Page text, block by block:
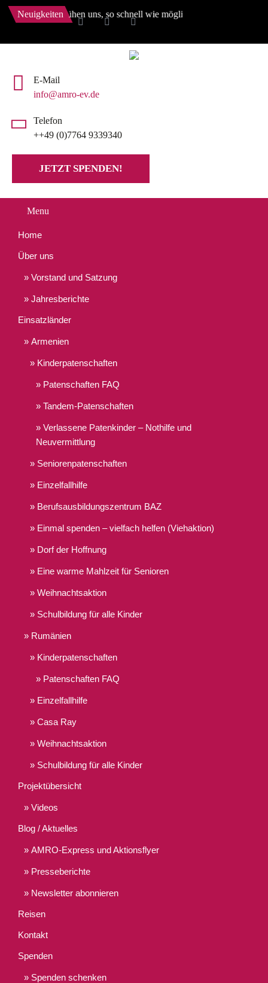
Neuigkeiten
Wir bemühen uns, so schnell wie möglich wieder alles zu
E-Mail
info@amro-ev.de
Telefon
++49 (0)7764 9339340
JETZT SPENDEN!
Menu
Home
Über uns
Vorstand und Satzung
Jahresberichte
Einsatzländer
Armenien
Kinderpatenschaften
Patenschaften FAQ
Tandem-Patenschaften
Verlassene Patenkinder – Nothilfe und
Neuvermittlung
Seniorenpatenschaften
Einzelfallhilfe
Berufsausbildungszentrum BAZ
Einmal spenden – vielfach helfen (Viehaktion)
Dorf der Hoffnung
Eine warme Mahlzeit für Senioren
Weihnachtsaktion
Schulbildung für alle Kinder
Rumänien
Kinderpatenschaften
Patenschaften FAQ
Einzelfallhilfe
Casa Ray
Weihnachtsaktion
Schulbildung für alle Kinder
Projektübersicht
Videos
Blog / Aktuelles
AMRO-Express und Aktionsflyer
Presseberichte
Newsletter abonnieren
Reisen
Kontakt
Spenden
Spenden schenken